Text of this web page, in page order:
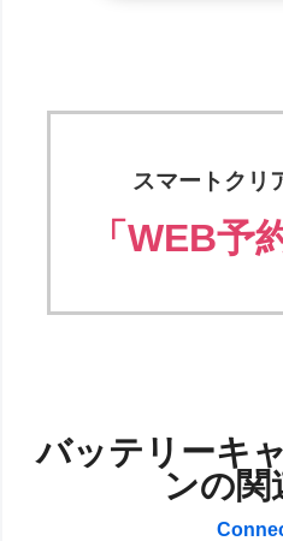
スマートクリ
「WEB予
バッテリーキ
ンの関